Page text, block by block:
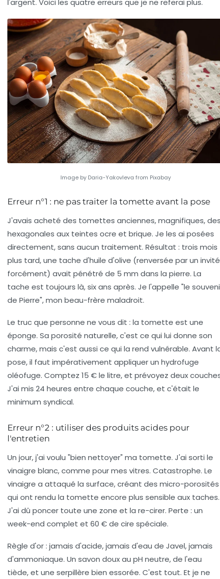
l'argent. Voici les quatre erreurs que je ne referai plus.
Image by Daria-Yakovleva from Pixabay
Erreur n°1 : ne pas traiter la tomette avant la pose
J'avais acheté des tomettes anciennes, magnifiques,
hexagonales aux teintes ocre et brique. Je les ai posées
directement, sans aucun traitement. Résultat : trois mois
plus tard, une tache d'huile d'olive (renversée par un
forcément) avait pénétré de 5 mm dans la pierre. La
tache est toujours là, six ans après. Je l'appelle "le
de Pierre", mon beau-frère maladroit.
Le truc que personne ne vous dit : la tomette est une
éponge. Sa porosité naturelle, c'est ce qui lui donne son
charme, mais c'est aussi ce qui la rend vulnérable. Avant
pose, il faut impérativement appliquer un hydrofuge
oléofuge. Comptez 15 € le litre, et prévoyez deux
J'ai mis 24 heures entre chaque couche, et c'était le
minimum syndical.
Erreur n°2 : utiliser des produits acides pour
l'entretien
Un jour, j'ai voulu "bien nettoyer" ma tomette. J'ai sorti le
vinaigre blanc, comme pour mes vitres. Catastrophe. Le
vinaigre a attaqué la surface, créant des micro-porosités
qui ont rendu la tomette encore plus sensible aux taches.
J'ai dû poncer toute une zone et la re-cirer. Perte : un
week-end complet et 60 € de cire spéciale.
Règle d'or : jamais d'acide, jamais d'eau de Javel, jamais
d'ammoniaque. Un savon doux au pH neutre, de l'eau
tiède, et une serpillère bien essorée. C'est tout. Et je ne